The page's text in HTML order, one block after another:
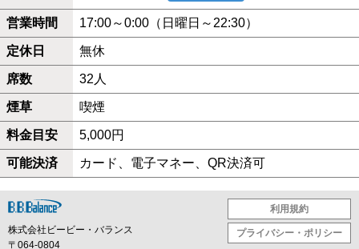
営業時間 17:00～0:00（日曜日～22:30）
定休日 無休
席数 32人
煙草 喫煙
料金目安 5,000円
可能決済 カード、電子マネー、QR決済可
株式会社ビービー・バランス
〒064-0804
利用規約
プライバシー・ポリシー